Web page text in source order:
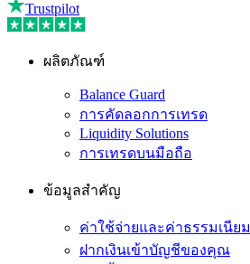
Trustpilot
ผลิตภัณฑ์
Balance Guard
การคัดลอกการเทรด
Liquidity Solutions
การเทรดบนมือถือ
ข้อมูลสำคัญ
ค่าใช้จ่ายและค่าธรรมเนียม
ฝากเงินเข้าบัญชีของคุณ